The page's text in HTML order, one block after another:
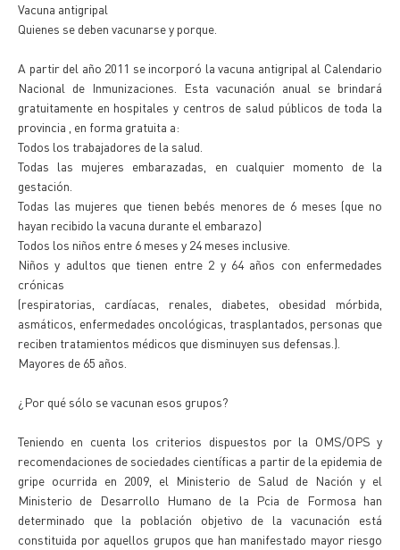
Vacuna antigripal
Quienes se deben vacunarse y porque.
A partir del año 2011 se incorporó la vacuna antigripal al Calendario
Nacional de Inmunizaciones. Esta vacunación anual se brindará
gratuitamente en hospitales y centros de salud públicos de toda la
provincia , en forma gratuita a:
Todos los trabajadores de la salud.
Todas las mujeres embarazadas, en cualquier momento de la
gestación.
Todas las mujeres que tienen bebés menores de 6 meses (que no
hayan recibido la vacuna durante el embarazo)
Todos los niños entre 6 meses y 24 meses inclusive.
Niños y adultos que tienen entre 2 y 64 años con enfermedades
crónicas
(respiratorias, cardíacas, renales, diabetes, obesidad mórbida,
asmáticos, enfermedades oncológicas, trasplantados, personas que
reciben tratamientos médicos que disminuyen sus defensas.).
Mayores de 65 años.
¿Por qué sólo se vacunan esos grupos?
Teniendo en cuenta los criterios dispuestos por la OMS/OPS y
recomendaciones de sociedades científicas a partir de la epidemia de
gripe ocurrida en 2009, el Ministerio de Salud de Nación y el
Ministerio de Desarrollo Humano de la Pcia de Formosa han
determinado que la población objetivo de la vacunación está
constituida por aquellos grupos que han manifestado mayor riesgo